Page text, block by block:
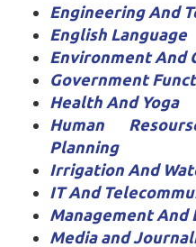
Engineering And
English Language
Environment And
Government
Health And Yoga
Human
Planning
Irrigation And
IT And
Management And
Media and